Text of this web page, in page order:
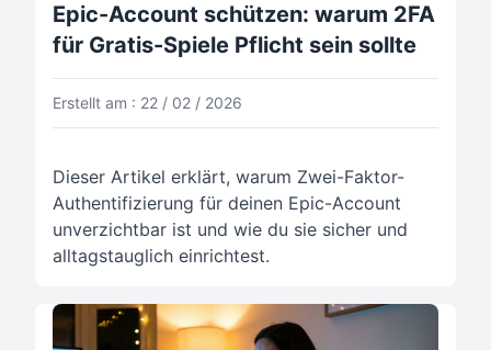
Epic-Account schützen: warum 2FA
für Gratis-Spiele Pflicht sein sollte
Erstellt am : 22 / 02 / 2026
Dieser Artikel erklärt, warum Zwei-Faktor-
Authentifizierung für deinen Epic-Account
unverzichtbar ist und wie du sie sicher und
alltagstauglich einrichtest.